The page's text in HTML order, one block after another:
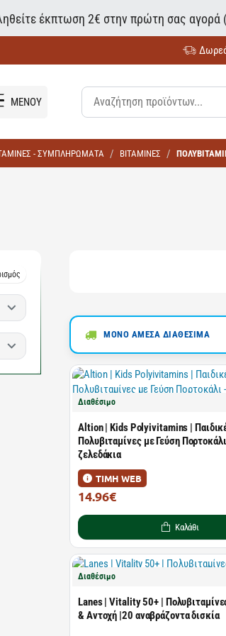
έκπτωση 2€ στην πρώτη σας αγορά
ΜΕΝΟΥ
- ΣΥΜΠΛΗΡΩΜΑΤΑ ΒΙΤΑΜΙΝΕΣ
ΜΟΝΟ ΑΜΕΣΑ ΔΙΑΘΕΣΙΜΑ
Διαθέσιμο
Altion | Kids Polyivitamins |
Πολυβιταμίνες με Γεύση
ζελεδάκια
ΤΙΜΗ WEB
14.96€
Καλάθι
Διαθέσιμο
Lanes | Vitality 50+ |
& Αντοχή |20 αναβράζοντα δισκία